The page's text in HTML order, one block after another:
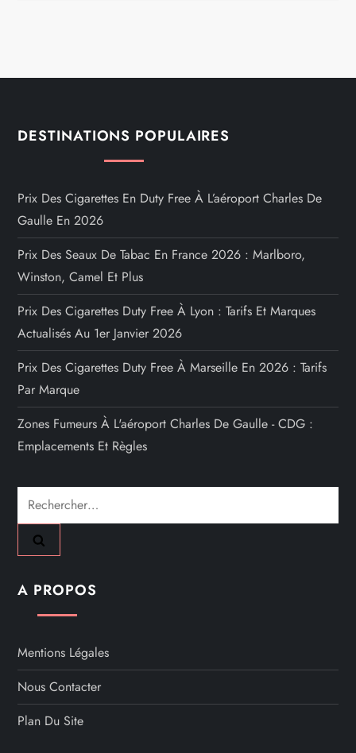
DESTINATIONS POPULAIRES
Prix Des Cigarettes En Duty Free À L’aéroport Charles De
Gaulle En 2026
Prix Des Seaux De Tabac En France 2026 : Marlboro,
Winston, Camel Et Plus
Prix Des Cigarettes Duty Free À Lyon : Tarifs Et Marques
Actualisés Au 1er Janvier 2026
Prix Des Cigarettes Duty Free À Marseille En 2026 : Tarifs
Par Marque
Zones Fumeurs À L'aéroport Charles De Gaulle - CDG :
Emplacements Et Règles
Rechercher :
A PROPOS
Mentions Légales
Nous Contacter
Plan Du Site